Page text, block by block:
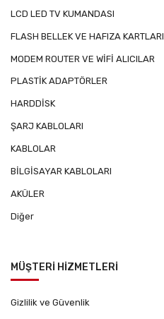
LCD LED TV KUMANDASI
FLASH BELLEK VE HAFIZA KARTLARI
MODEM ROUTER VE WİFİ ALICILAR
PLASTİK ADAPTÖRLER
HARDDİSK
ŞARJ KABLOLARI
KABLOLAR
BİLGİSAYAR KABLOLARI
AKÜLER
Diğer
MÜŞTERİ HİZMETLERİ
Gizlilik ve Güvenlik